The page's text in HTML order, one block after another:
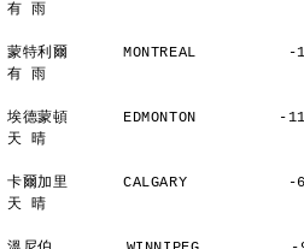
有 雨
蒙特利爾      MONTREAL
有 雨
埃德蒙頓      EDMONTON
天 晴
卡爾加里      CALGARY
天 晴